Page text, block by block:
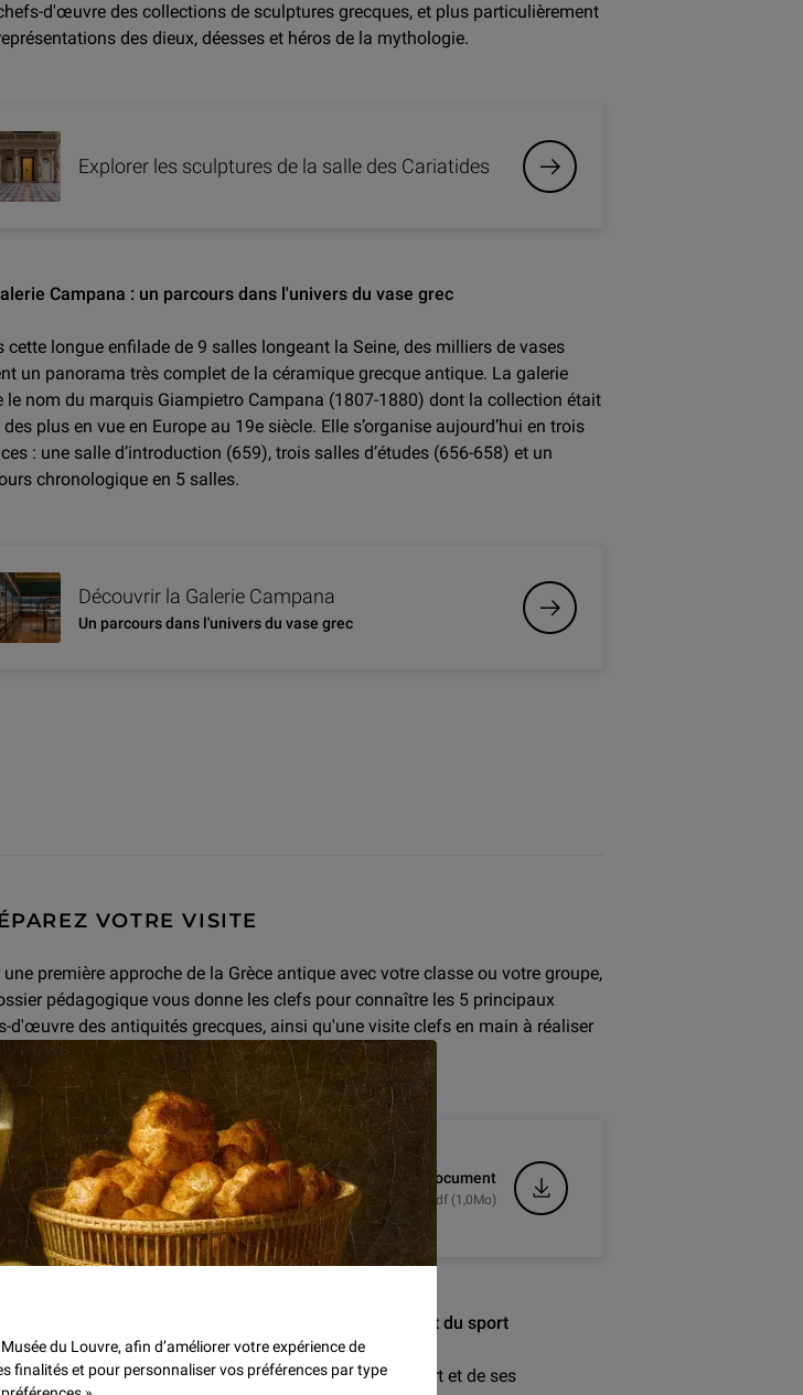
du Louvre, afin d’améliorer votre expérience de
finalités et pour personnaliser vos préférences par type
d'œuvre des collections de sculptures grecques, et plus particulièrement
des dieux, déesses et héros de la mythologie.
Explorer les sculptures de la salle des Cariatides
Campana : un parcours dans l'univers du vase grec
cette longue enfilade de 9 salles longeant la Seine, des milliers de vases
un panorama très complet de la céramique grecque antique. La galerie
le nom du marquis Giampietro Campana (1807-1880) dont la collection était
des plus en vue en Europe au 19e siècle. Elle s’organise aujourd’hui en trois
: une salle d’introduction (659), trois salles d’études (656-658) et un
chronologique en 5 salles.
Découvrir la Galerie Campana
Un parcours dans l'univers du vase grec
VOTRE VISITE
une première approche de la Grèce antique avec votre classe ou votre groupe,
pédagogique vous donne les clefs pour connaître les 5 principaux
d'œuvre des antiquités grecques, ainsi qu'une visite clefs en main à réaliser
Des clefs pour
comprendre la Grèce
Dossier pédagogique
Télécharger le document
.pdf (1,0Mo)
et Sports : ce que les céramiques grecques nous disent du sport
à ce dossier pédagogique, explorez la question du sport et de ses